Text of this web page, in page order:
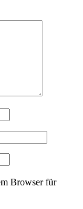
Browser für